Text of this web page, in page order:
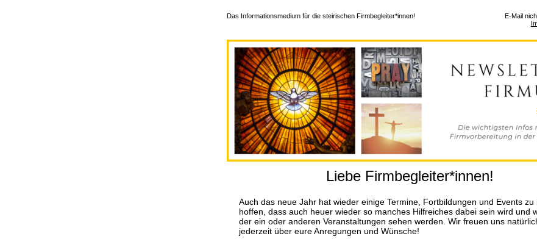
Das Informationsmedium für die steirischen Firmbegleiter*innen!
E-Mail
Liebe Firmbegleiter*innen!
Auch das neue Jahr hat wieder einige Termine, Fortbildungen und Events zu
hoffen, dass auch heuer wieder so manches Hilfreiches dabei sein wird und
der ein oder anderen Veranstaltungen sehen werden. Wir freuen uns
jederzeit über eure Anregungen und Wünsche!